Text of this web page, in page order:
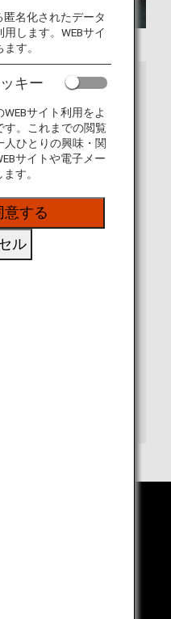
匿名化されたデータ
します。WEBサイ
す。
キー
サイト利用をよ
す。これまでの閲覧
人ひとりの興味・関
サイトや電子メー
す。
意する
ル